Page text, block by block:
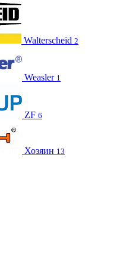
Walterscheid 2
Weasler 1
ZF 6
Хозяин 13